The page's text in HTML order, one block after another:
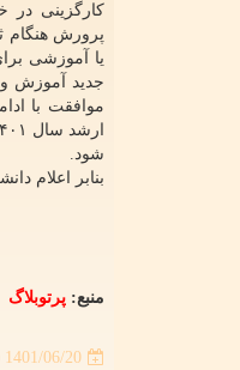
کارگزینی
پرورش هنگام
یا آموزشی
موافقت با
شود.
بنابر اعلام
منبع: پرتوبلاگ
1401/06/20